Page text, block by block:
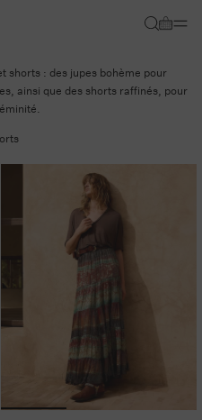
Panier
shorts : des jupes bohème pour
ainsi que des shorts raffinés, pour